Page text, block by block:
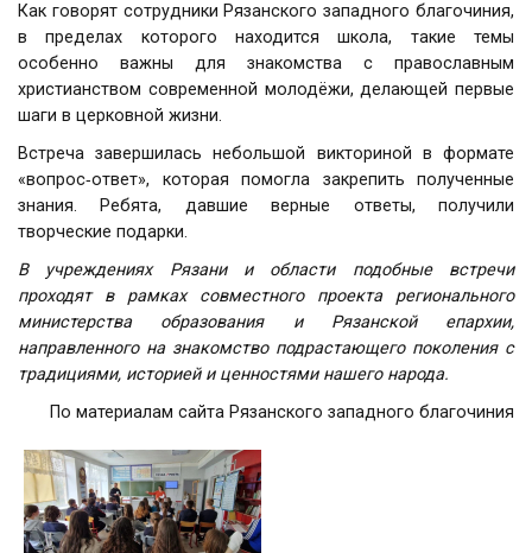
Как говорят сотрудники Рязанского западного благочиния,
в пределах которого находится школа, такие темы
особенно важны для знакомства с православным
христианством современной молодёжи, делающей первые
шаги в церковной жизни.
Встреча завершилась небольшой викториной в формате
«вопрос‑ответ», которая помогла закрепить полученные
знания. Ребята, давшие верные ответы, получили
творческие подарки.
В учреждениях Рязани и области подобные встречи
проходят в рамках совместного проекта регионального
министерства образования и Рязанской епархии,
направленного на знакомство подрастающего поколения с
традициями, историей и ценностями нашего народа.
По материалам сайта Рязанского западного благочиния